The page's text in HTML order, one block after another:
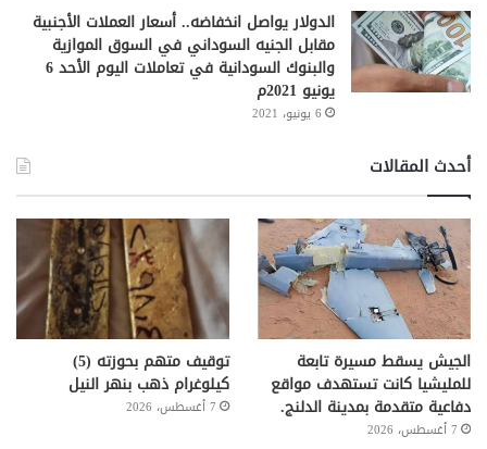
الدولار يواصل انخفاضه.. أسعار العملات الأجنبية
مقابل الجنيه السوداني في السوق الموازية
والبنوك السودانية في تعاملات اليوم الأحد 6
يونيو 2021م
6 يونيو، 2021
أحدث المقالات
الجيش يسقط مسيرة تابعة
للمليشيا كانت تستهدف مواقع
دفاعية متقدمة بمدينة الدلنج.
7 أغسطس، 2026
توقيف متهم بحوزته (5)
كيلوغرام ذهب بنهر النيل
7 أغسطس، 2026